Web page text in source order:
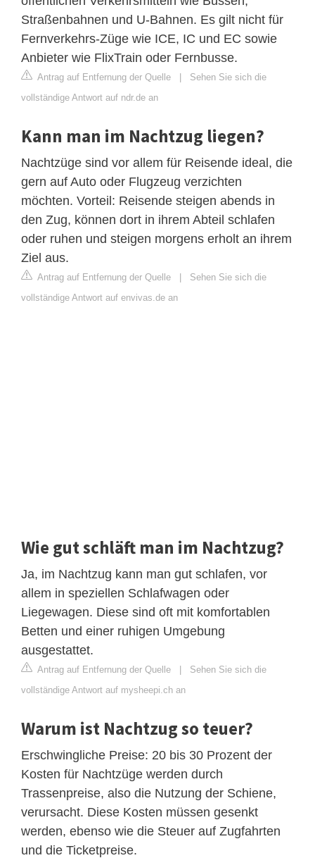
Straßenbahnen und U-Bahnen. Es gilt nicht für
Fernverkehrs-Züge wie ICE, IC und EC sowie
Anbieter wie FlixTrain oder Fernbusse.
Antrag auf Entfernung der Quelle | Sehen Sie sich die
vollständige Antwort auf ndr.de an
Kann man im Nachtzug liegen?
Nachtzüge sind vor allem für Reisende ideal, die
gern auf Auto oder Flugzeug verzichten
möchten. Vorteil: Reisende steigen abends in
den Zug, können dort in ihrem Abteil schlafen
oder ruhen und steigen morgens erholt an ihrem
Ziel aus.
Antrag auf Entfernung der Quelle | Sehen Sie sich die
vollständige Antwort auf envivas.de an
Wie gut schläft man im Nachtzug?
Ja, im Nachtzug kann man gut schlafen, vor
allem in speziellen Schlafwagen oder
Liegewagen. Diese sind oft mit komfortablen
Betten und einer ruhigen Umgebung
ausgestattet.
Antrag auf Entfernung der Quelle | Sehen Sie sich die
vollständige Antwort auf mysheepi.ch an
Warum ist Nachtzug so teuer?
Erschwingliche Preise: 20 bis 30 Prozent der
Kosten für Nachtzüge werden durch
Trassenpreise, also die Nutzung der Schiene,
verursacht. Diese Kosten müssen gesenkt
werden, ebenso wie die Steuer auf Zugfahrten
und die Ticketpreise.